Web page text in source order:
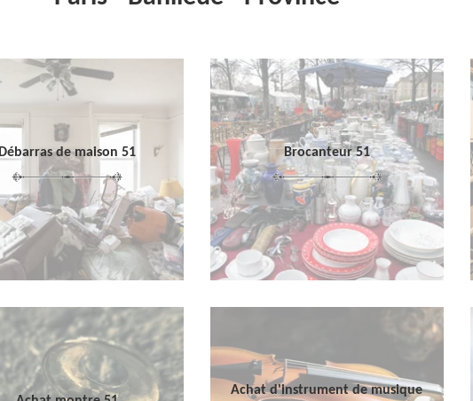
Débarras de maison 51 Brocanteur 51
Achat d'instrument de musique